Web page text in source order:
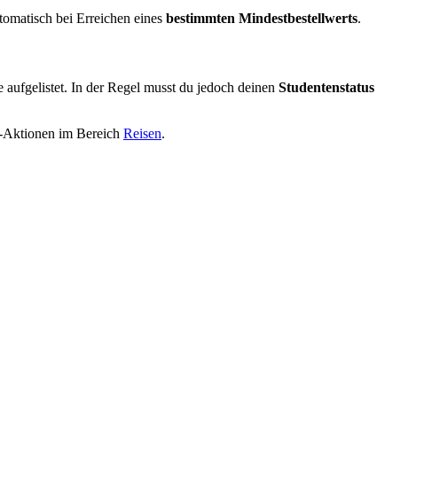
bei Erreichen eines bestimmten Mindestbestellwerts.
In der Regel musst du jedoch deinen Studentenstatus
Aktionen im Bereich Reisen.